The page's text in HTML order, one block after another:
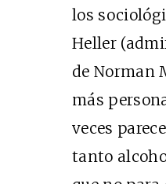
los
Heller
de Norman
más
veces
tanto